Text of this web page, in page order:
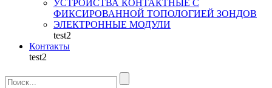
УСТРОЙСТВА КОНТАКТНЫЕ С
ФИКСИРОВАННОЙ ТОПОЛОГИЕЙ ЗОНДОВ
ЭЛЕКТРОННЫЕ МОДУЛИ
test2
Контакты
test2